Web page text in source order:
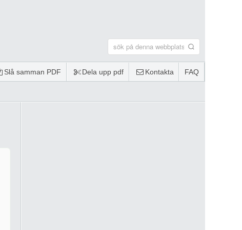
Slå samman PDF Dela upp pdf Kontakta FAQ